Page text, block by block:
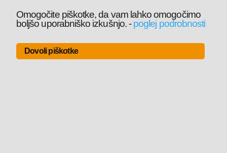
Omogočite piškotke, da vam lahko omogočimo
boljšo uporabniško izkušnjo.-poglej podrobnosti
Dovoli piškotke